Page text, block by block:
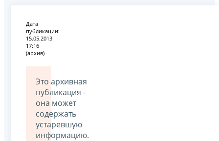
Дата
публикации:
15.05.2013
17:16
(архив)
Это архивная
публикация -
она может
содержать
устаревшую
информацию.